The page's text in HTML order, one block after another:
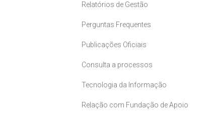
Relatórios de Gestão
Perguntas Frequentes
Publicações Oficiais
Consulta a processos
Tecnologia da Informação
Relação com Fundação de Apoio